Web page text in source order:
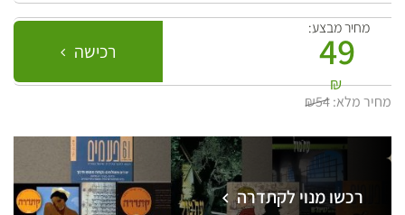
מחיר מבצע:
49
₪
רכישה
מחיר מלא:₪54
רכשו מנוי לקתדרה